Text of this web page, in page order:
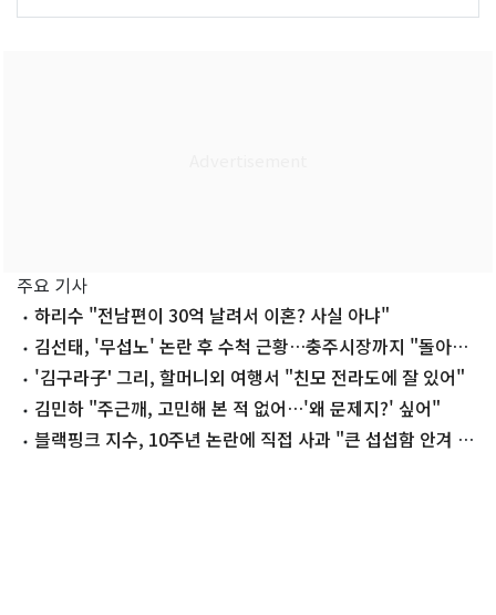
주요 기사
하리수 "전남편이 30억 날려서 이혼? 사실 아냐"
김선태, '무섭노' 논란 후 수척 근황…충주시장까지 "돌아올
생각 없냐?"
'김구라子' 그리, 할머니외 여행서 "친모 전라도에 잘 있어"
김민하 "주근깨, 고민해 본 적 없어…'왜 문제지?' 싶어"
블랙핑크 지수, 10주년 논란에 직접 사과 "큰 섭섭함 안겨 미